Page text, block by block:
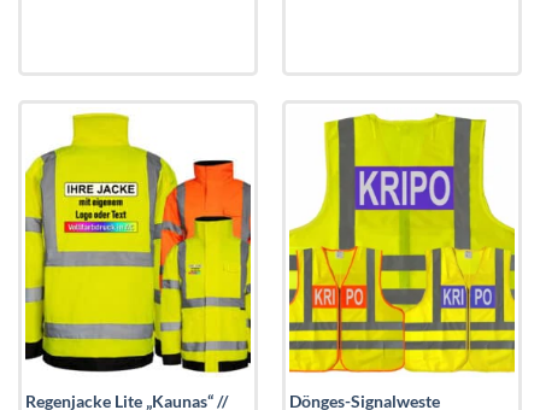
Regenjacke Lite „Kaunas“ //
Add to
wishlist
Dönges-Signalweste